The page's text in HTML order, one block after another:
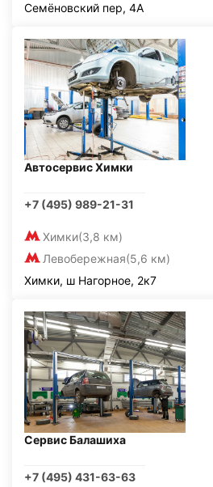
Семёновский пер, 4А
Автосервис Химки
+7 (495) 989-21-31
Химки(3,8 км)
Левобережная(5,6 км)
Химки, ш Нагорное, 2к7
Сервис Балашиха
+7 (495) 431-63-63